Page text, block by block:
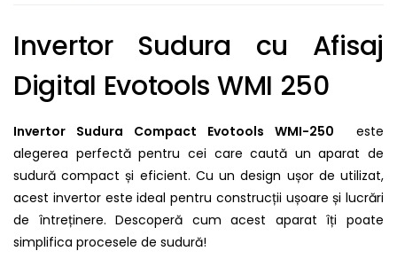
Invertor Sudura cu Afisaj
Digital Evotools WMI 250
Invertor Sudura Compact Evotools WMI-250
este
alegerea perfectă pentru cei care caută un aparat de
sudură compact și eficient. Cu un design ușor de utilizat,
acest invertor este ideal pentru construcții ușoare și lucrări
de întreținere. Descoperă cum acest aparat îți poate
simplifica procesele de sudură!